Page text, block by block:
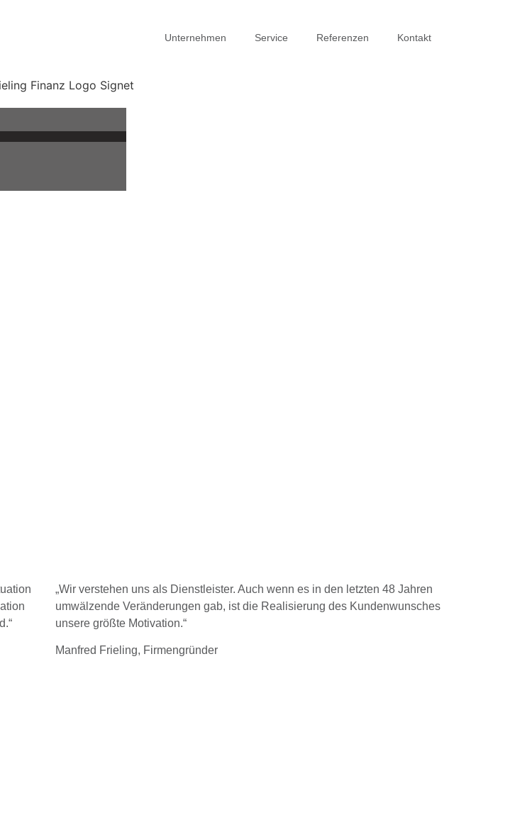
Unternehmen Service Referenzen Kontakt
„Wir verstehen uns als Dienstleister. Auch wenn es in den letzten 48 Jahren
umwälzende Veränderungen gab, ist die Realisierung des Kundenwunsches
unsere größte Motivation.“
Manfred Frieling, Firmengründer